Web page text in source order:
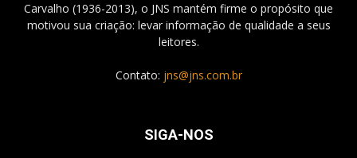
Carvalho (1936-2013), o JNS mantém firme o propósito que
motivou sua criação: levar informação de qualidade a seus
leitores.
Contato: jns@jns.com.br
SIGA-NOS